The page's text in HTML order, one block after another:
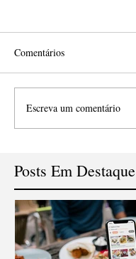
Comentários
Escreva um comentário
Posts Em Destaque